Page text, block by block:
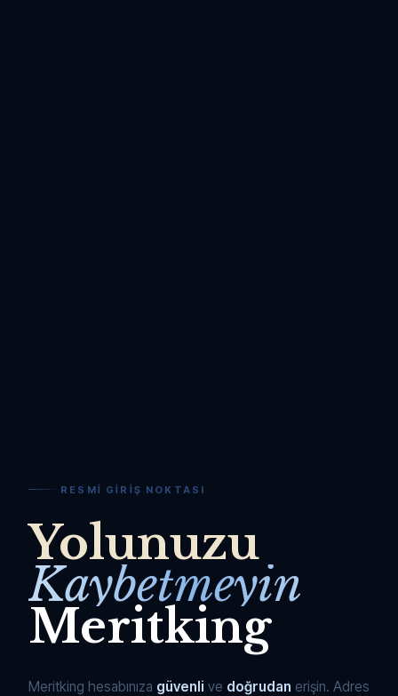
RESMI GIRIŞ NOKTASI
Yolunuzu
Kaybetmeyin
Meritking
Meritking hesabınıza güvenli ve doğrudan erişin. Adres